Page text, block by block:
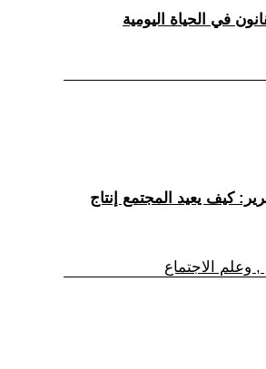
كيف يعيد المجتمع إنتاج
وعلم الاجتماع